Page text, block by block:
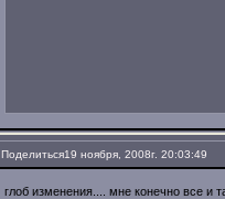
Поделиться19 ноября, 2008г. 20:03:49
глоб изменения.... мне конечно все и